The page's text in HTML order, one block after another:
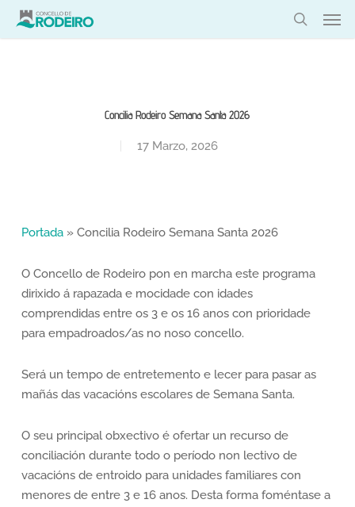
Skip
Concilia Rodeiro Semana Santa 2026
17 Marzo, 2026
Portada» Concilia Rodeiro Semana Santa 2026
O Concello de Rodeiro pon en marcha este programa
dirixido á rapazada e mocidade con idades
comprendidas entre os 3 e os 16 anos con prioridade
para empadroados/as no noso concello.
Será un tempo de entretemento e lecer para pasar as
mañás das vacacións escolares de Semana Santa.
O seu principal obxectivo é ofertar un recurso de
conciliación durante todo o período non lectivo de
vacacións de entroido para unidades familiares con
menores de entre 3 e 16 anos. Desta forma foméntase a